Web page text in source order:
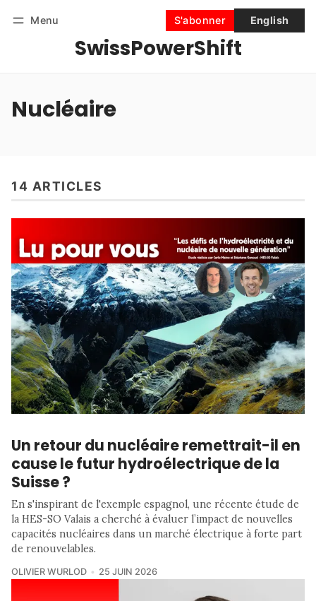
Menu
SwissPowerShift
S'abonner English
Se connecter S'abonner
Nucléaire
14 ARTICLES
Un retour du nucléaire remettrait-il en
cause le futur hydroélectrique de la
Suisse ?
En s'inspirant de l'exemple espagnol, une récente étude de
la HES-SO Valais a cherché à évaluer l’impact de nouvelles
capacités nucléaires dans un marché électrique à forte part
de renouvelables.
OLIVIER WURLOD 25 JUIN 2026